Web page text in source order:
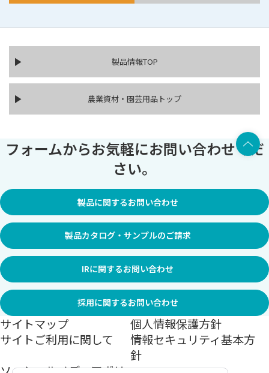
製品情報TOP
農業資材・園芸用品トップ
フォームからお気軽にお問い合わせくだ
さい。
製品に関するお問い合わせ
製品カタログ・サンプルのご請求
IRに関するお問い合わせ
採用に関するお問い合わせ
サイトマップ
個人情報保護方針
サイトご利用に関して
情報セキュリティ基本方
針